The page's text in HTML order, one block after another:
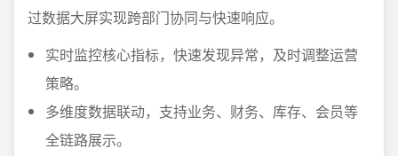
过数据大屏实现跨部门协同与快速响应。
实时监控核心指标，快速发现异常，及时调整运营
策略。
多维度数据联动，支持业务、财务、库存、会员等
全链路展示。